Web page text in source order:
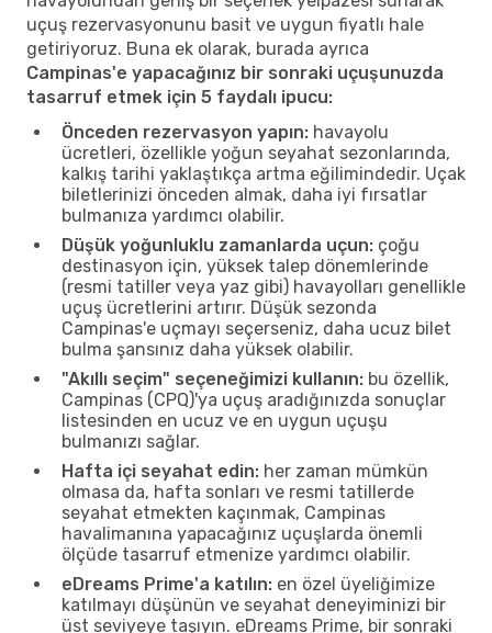
uçuş rezervasyonunu basit ve uygun fiyatlı hale
getiriyoruz. Buna ek olarak, burada ayrıca
Campinas'e yapacağınız bir sonraki uçuşunuzda
tasarruf etmek için 5 faydalı ipucu:
Önceden rezervasyon yapın: havayolu
ücretleri, özellikle yoğun seyahat sezonlarında,
kalkış tarihi yaklaştıkça artma eğilimindedir. Uçak
biletlerinizi önceden almak, daha iyi fırsatlar
bulmanıza yardımcı olabilir.
Düşük yoğunluklu zamanlarda uçun: çoğu
destinasyon için, yüksek talep dönemlerinde
(resmi tatiller veya yaz gibi) havayolları genellikle
uçuş ücretlerini artırır. Düşük sezonda
Campinas'e uçmayı seçerseniz, daha ucuz bilet
bulma şansınız daha yüksek olabilir.
"Akıllı seçim" seçeneğimizi kullanın: bu özellik,
Campinas (CPQ)'ya uçuş aradığınızda sonuçlar
listesinden en ucuz ve en uygun uçuşu
bulmanızı sağlar.
Hafta içi seyahat edin: her zaman mümkün
olmasa da, hafta sonları ve resmi tatillerde
seyahat etmekten kaçınmak, Campinas
havalimanına yapacağınız uçuşlarda önemli
ölçüde tasarruf etmenize yardımcı olabilir.
eDreams Prime'a katılın: en özel üyeliğimize
katılmayı düşünün ve seyahat deneyiminizi bir
üst seviyeye taşıyın. eDreams Prime, bir sonraki